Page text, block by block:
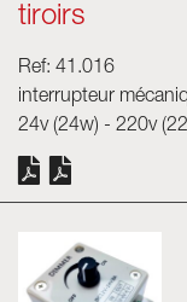
tiroirs
Ref: 41.016
interrupteur
24v (24w) - 220v